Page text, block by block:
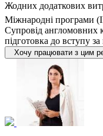
Жодних додаткових
Міжнародні програми
Супровід англомовних
підготовка до вступу
Хочу працювати з цим